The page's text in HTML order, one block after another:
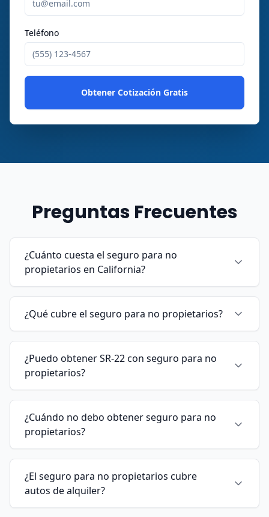
Teléfono
Obtener Cotización Gratis
Preguntas Frecuentes
¿Cuánto cuesta el seguro para no
propietarios en California?
¿Qué cubre el seguro para no propietarios?
¿Puedo obtener SR-22 con seguro para no
propietarios?
¿Cuándo no debo obtener seguro para no
propietarios?
¿El seguro para no propietarios cubre
autos de alquiler?